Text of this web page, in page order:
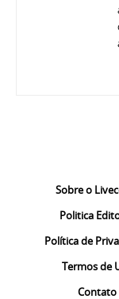
Sobre o
Politica
Política de
Termos de
Contato